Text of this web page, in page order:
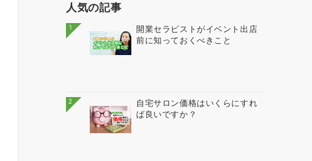
人気の記事
1
開業セラピストがイベント出店
前に知っておくべきこと
2
自宅サロン価格はいくらにすれ
ば良いですか？